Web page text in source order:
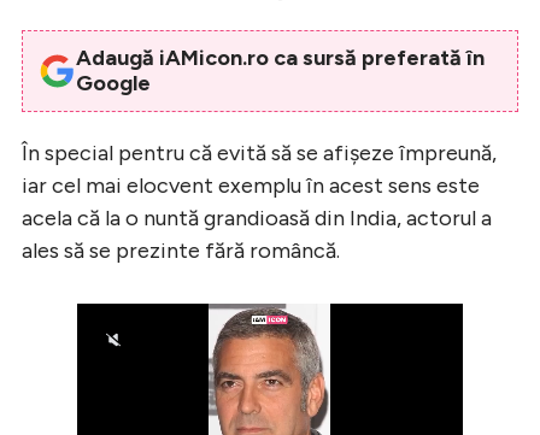
Intră în cont
Creează cont
Adaugă iAMicon.ro ca sursă preferată în
Google
În special pentru că evită să se afişeze împreună,
iar cel mai elocvent exemplu în acest sens este
acela că la o nuntă grandioasă din India, actorul a
ales să se prezinte fără româncă.